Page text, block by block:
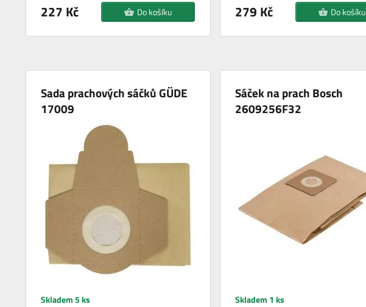
227 Kč Do košíku 279 Kč Do košíku
Sada prachových sáčků GÜDE
17009
Skladem 5 ks
Sáček na prach Bosch
2609256F32
Skladem 1 ks